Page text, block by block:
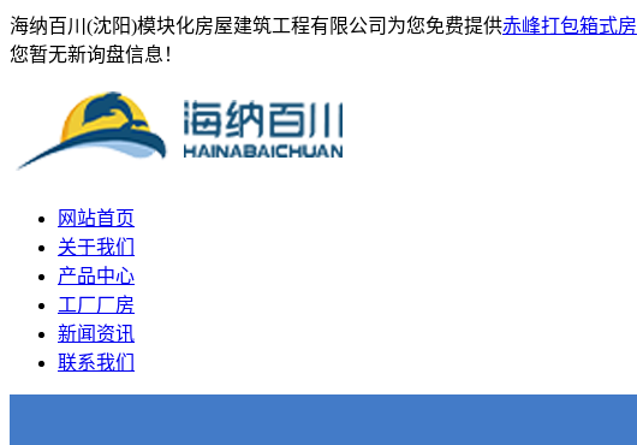
海纳百川(沈阳)模块化房屋建筑工程有限公司为您免费提供赤峰打包箱式房
您暂无新询盘信息！
网站首页
关于我们
产品中心
工厂厂房
新闻资讯
联系我们